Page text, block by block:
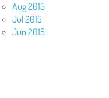
Aug 2015
Jul 2015
Jun 2015